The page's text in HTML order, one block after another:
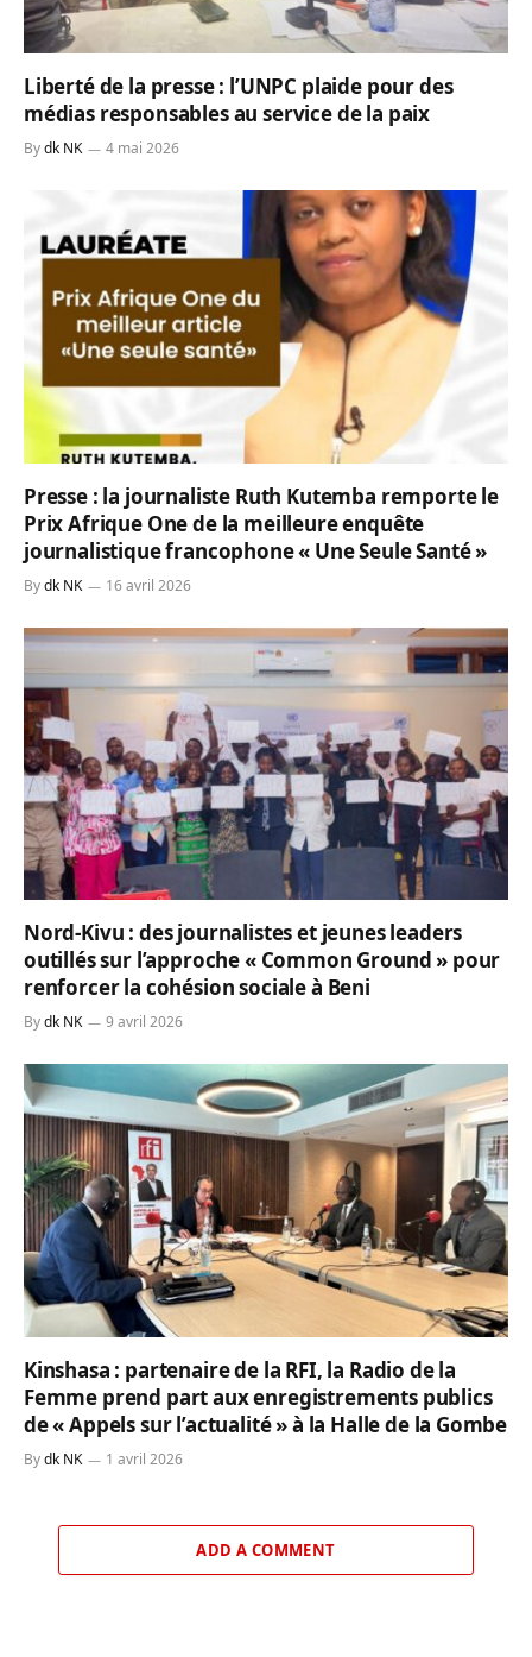
Liberté de la presse : l’UNPC plaide pour des
médias responsables au service de la paix
Bydk NK 4 mai 2026
Presse : la journaliste Ruth Kutemba remporte le
Prix Afrique One de la meilleure enquête
journalistique francophone « Une Seule Santé »
Bydk NK 16 avril 2026
Nord-Kivu : des journalistes et jeunes leaders
outillés sur l’approche « Common Ground » pour
renforcer la cohésion sociale à Beni
Bydk NK 9 avril 2026
Kinshasa : partenaire de la RFI, la Radio de la
Femme prend part aux enregistrements publics
de « Appels sur l’actualité » à la Halle de la Gombe
Bydk NK 1 avril 2026
ADD A COMMENT